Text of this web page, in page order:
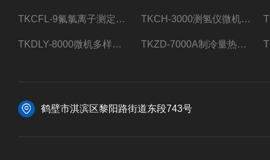
TKCFL-9氟氯离子测定仪自动煤质检测 TKCH-3000测氢仪微机氢元素测定煤质检测
TKDLY-8000微机多样测硫仪自动定硫仪化验室硫含量测定 TKZD-7000A制冷量热仪自动升降热值仪煤质检测
鹤壁市淇滨区黎阳路街道东段743号